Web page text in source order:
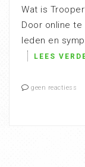
Wat is
Door online te
leden en
LEES
geen reactiess